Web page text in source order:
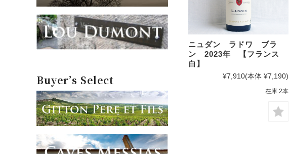
ニュダン ラドワ ブラ
ン 2023年 【フランス
白】
¥7,910(本体 ¥7,190)
在庫 2本
Buyer’s Select